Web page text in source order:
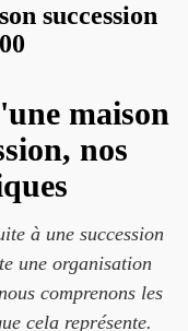
succession
maison
nos
à une succession
une organisation
comprenons les
cela représente.